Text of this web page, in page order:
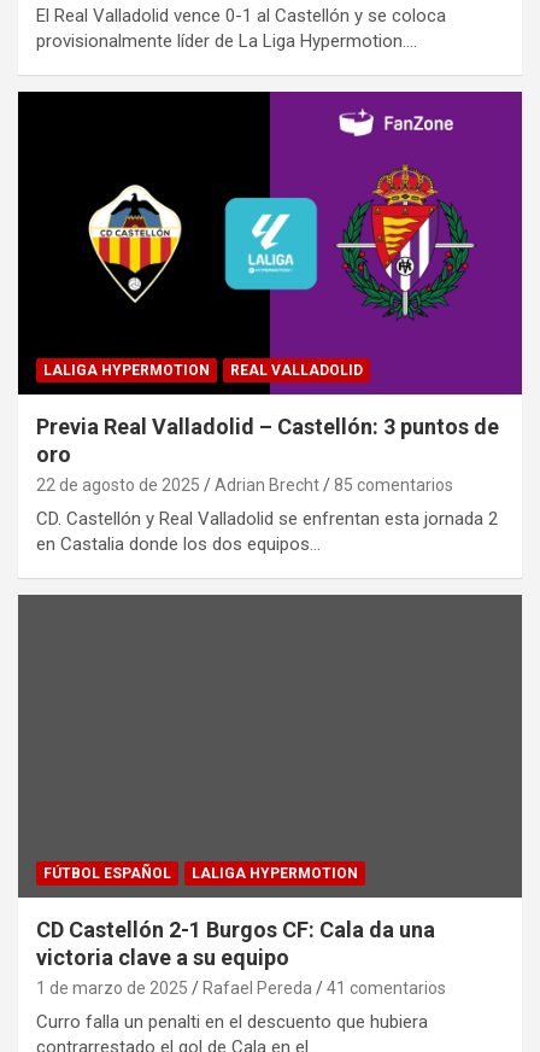
El Real Valladolid vence 0-1 al Castellón y se coloca
provisionalmente líder de La Liga Hypermotion.…
LALIGA HYPERMOTION REAL VALLADOLID
Previa Real Valladolid – Castellón: 3 puntos de
oro
22 de agosto de 2025 Adrian Brecht 85 comentarios
CD. Castellón y Real Valladolid se enfrentan esta jornada 2
en Castalia donde los dos equipos…
FÚTBOL ESPAÑOL LALIGA HYPERMOTION
CD Castellón 2-1 Burgos CF: Cala da una
victoria clave a su equipo
1 de marzo de 2025 Rafael Pereda 41 comentarios
Curro falla un penalti en el descuento que hubiera
contrarrestado el gol de Cala en el…